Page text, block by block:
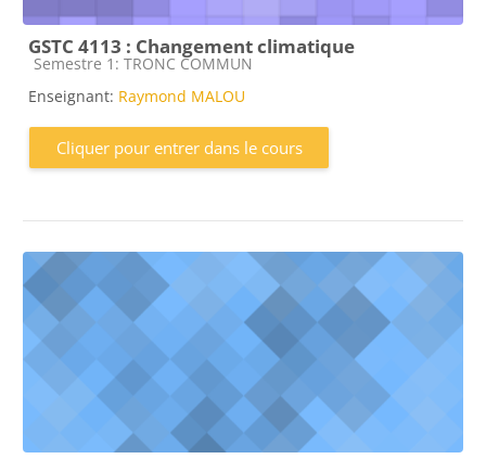
GSTC 4113 : Changement climatique
Catégorie de cours
Semestre 1: TRONC COMMUN
Enseignant: Raymond MALOU
Cliquer pour entrer dans le cours